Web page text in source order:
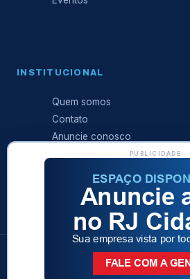
INSTITUCIONAL
Quem somos
Contato
Anuncie conosco
privacidade
reservados
PUBLICIDADE